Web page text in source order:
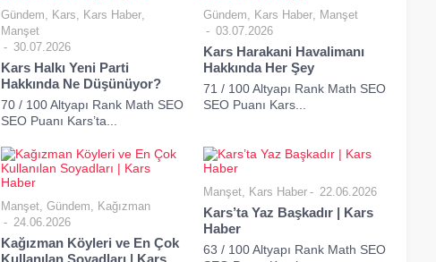
Gündem, Kars, Kars Haber,
Manşet
30.07.2026
Kars Halkı Yeni Parti
Hakkında Ne Düşünüyor?
70 / 100 Altyapı Rank Math SEO
SEO Puanı Kars’ta...
Gündem, Kars Haber, Manşet
03.07.2026
Kars Harakani Havalimanı
Hakkında Her Şey
71 / 100 Altyapı Rank Math SEO
SEO Puanı Kars...
Manşet, Gündem, Kağızman
24.06.2026
Kağızman Köyleri ve En Çok
Kullanılan Soyadları | Kars
Manşet, Kars Haber 22.06.2026
Kars’ta Yaz Başkadır | Kars
Haber
63 / 100 Altyapı Rank Math SEO